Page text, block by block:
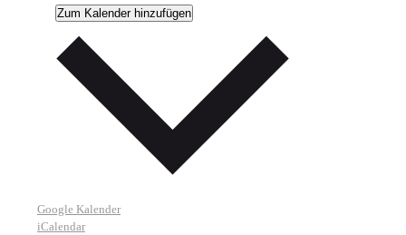
Zum Kalender hinzufügen
Google Kalender
iCalendar